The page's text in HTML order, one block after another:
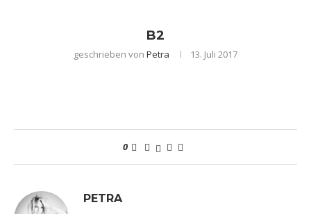
B2
geschrieben von Petra 13. Juli 2017
0
PETRA